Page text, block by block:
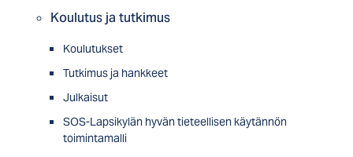
Koulutus ja tutkimus
Koulutukset
Tutkimus ja hankkeet
Julkaisut
SOS-Lapsikylän hyvän tieteellisen käytännön
toimintamalli